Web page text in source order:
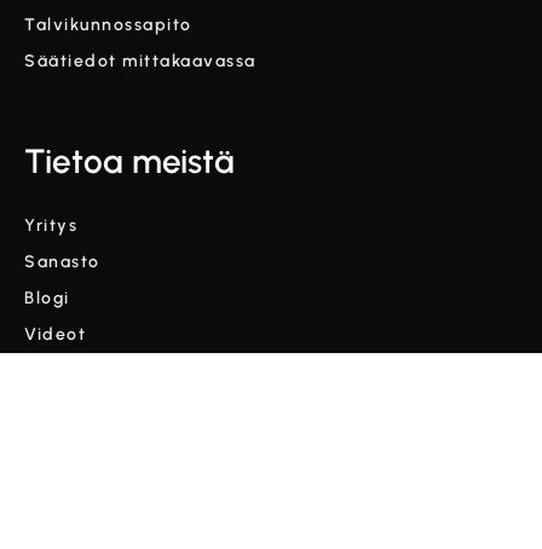
Talvikunnossapito
Säätiedot mittakaavassa
Tietoa meistä
Yritys
Sanasto
Blogi
Videot